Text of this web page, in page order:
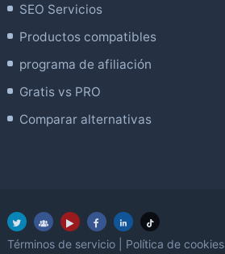
SEO Servicios
Productos compatibles
programa de afiliación
Gratis vs PRO
Comparar alternativas
Términos de servicio Política de cookies